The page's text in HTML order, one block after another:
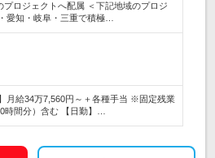
プロジェクトへ配属 ＜下記地域のプロジ
愛知・岐阜・三重で積極…
月給34万7,560円～＋各種手当 ※固定残業
時間分）含む 【日勤】…